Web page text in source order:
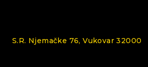
S.R. Njemačke 76, Vukovar 32000